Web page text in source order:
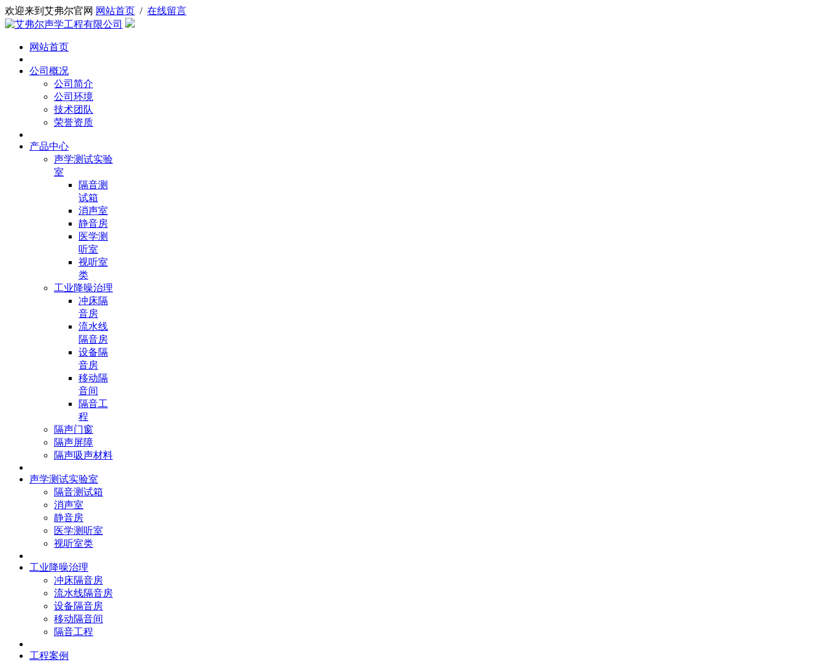
欢迎来到艾弗尔官网 网站首页 / 在线留言
网站首页
公司概况
公司简介
公司环境
技术团队
荣誉资质
产品中心
声学测试实验
室
隔音测
试箱
消声室
静音房
医学测
听室
视听室
类
工业降噪治理
冲床隔
音房
流水线
隔音房
设备隔
音房
移动隔
音间
隔音工
程
隔声门窗
隔声屏障
隔声吸声材料
声学测试实验室
隔音测试箱
消声室
静音房
医学测听室
视听室类
工业降噪治理
冲床隔音房
流水线隔音房
设备隔音房
移动隔音间
隔音工程
工程案例